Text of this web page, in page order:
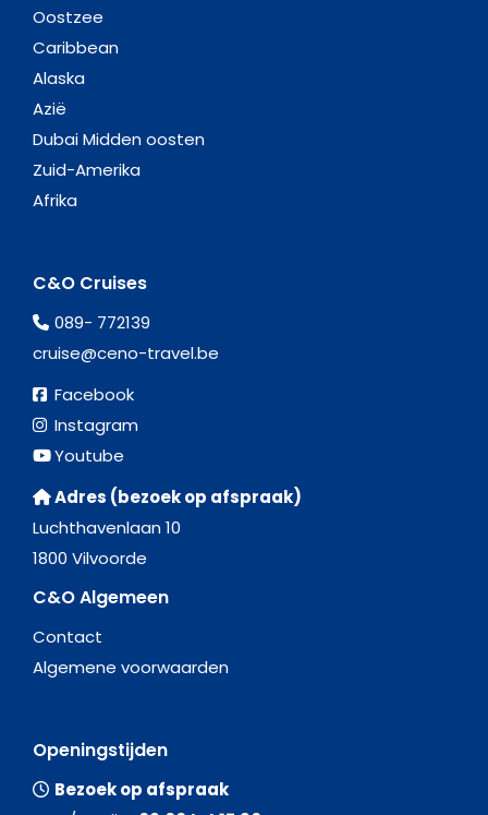
Oostzee
Caribbean
Alaska
Azië
Dubai Midden oosten
Zuid-Amerika
Afrika
C&O Cruises
089- 772139
cruise@ceno-travel.be
Facebook
Instagram
Youtube
Adres (bezoek op afspraak)
Luchthavenlaan 10
1800 Vilvoorde
C&O Algemeen
Contact
Algemene voorwaarden
Openingstijden
Bezoek op afspraak